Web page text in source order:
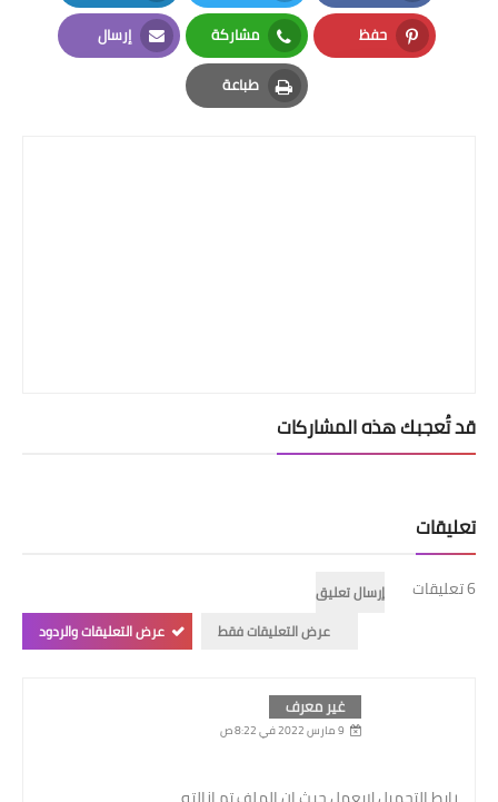
Facebook
Twitter
LinkedIn
حفظ
Pinterest
مشاركة
Whatsapp
إرسال
Email
طباعة
Print
قد تُعجبك هذه المشاركات
تعليقات
6 تعليقات
إرسال تعليق
عرض التعليقات فقط
عرض التعليقات والردود
غير معرف
9 مارس 2022 في 8:22 ص